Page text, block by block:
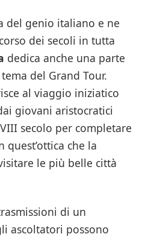
del genio italiano e ne
dei secoli in tutta
dedica anche una parte
del Grand Tour.
al viaggio iniziatico
giovani aristocratici
secolo per completare
che la
le più belle città
di un
ascoltatori possono